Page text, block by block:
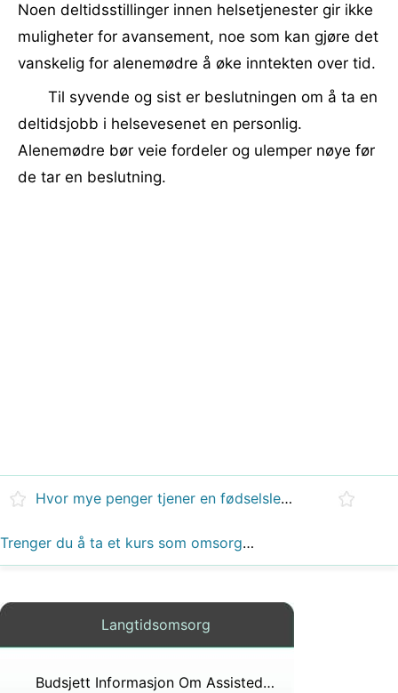
Noen deltidsstillinger innen helsetjenester gir ikke
muligheter for avansement, noe som kan gjøre det
vanskelig for alenemødre å øke inntekten over tid.
Til syvende og sist er beslutningen om å ta en
deltidsjobb i helsevesenet en personlig.
Alenemødre bør veie fordeler og ulemper nøye før
de tar en beslutning.
Hvor mye penger tjener en fødselslege i uken?
Trenger du å ta et kurs som omsorgsperson?
Langtidsomsorg
Budsjett Informasjon Om Assisted Living Centers